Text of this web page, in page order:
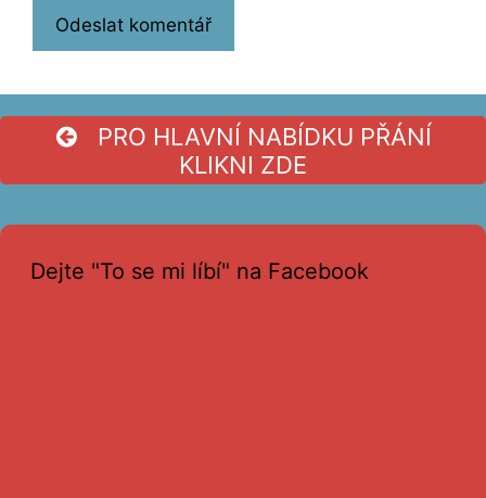
PRO HLAVNÍ NABÍDKU PŘÁNÍ
KLIKNI ZDE
Dejte "To se mi líbí" na Facebook